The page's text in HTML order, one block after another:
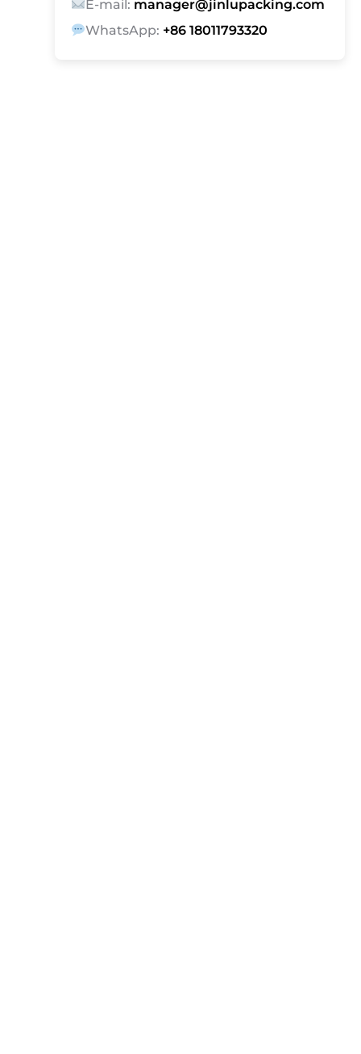
E-mail: manager@jinlupacking.com
WhatsApp: +86 18011793320